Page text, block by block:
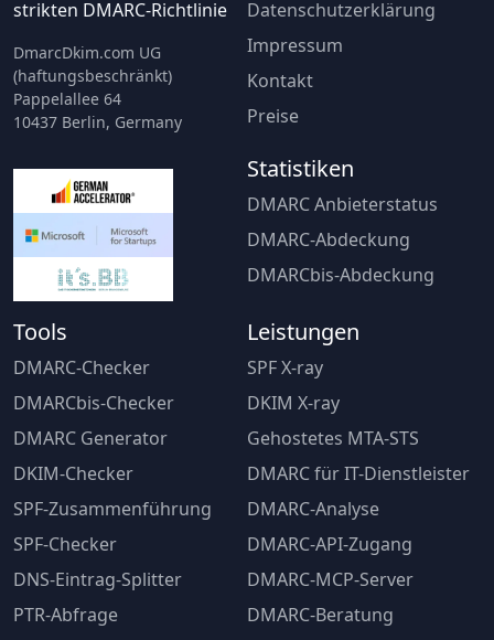
strikten DMARC-Richtlinie
DmarcDkim.com UG
(haftungsbeschränkt)
Pappelallee 64
10437 Berlin, Germany
Datenschutzerklärung
Impressum
Kontakt
Preise
Statistiken
DMARC Anbieterstatus
DMARC-Abdeckung
DMARCbis-Abdeckung
Tools
DMARC-Checker
DMARCbis-Checker
DMARC Generator
DKIM-Checker
SPF-Zusammenführung
SPF-Checker
DNS-Eintrag-Splitter
PTR-Abfrage
Leistungen
SPF X-ray
DKIM X-ray
Gehostetes MTA-STS
DMARC für IT-Dienstleister
DMARC-Analyse
DMARC-API-Zugang
DMARC-MCP-Server
DMARC-Beratung